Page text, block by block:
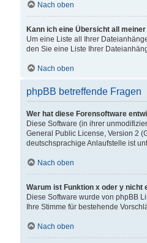
Nach oben
Kann ich eine Übersicht all
Um eine Liste all Ihrer
den Sie eine Liste Ihrer
Nach oben
phpBB betreffende Fragen
Wer hat diese Forensoftware
Diese Software (in ihrer
General Public License, Version 2
deutschsprachige Anlaufstelle ist
Nach oben
Warum ist Funktion x oder y nicht
Diese Software wurde von phpBB
Ihre Stimme für bestehende
Nach oben